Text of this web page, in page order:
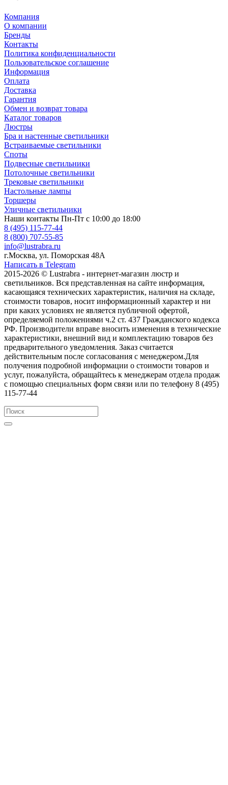
Компания
О компании
Бренды
Контакты
Политика конфиденциальности
Пользовательское соглашение
Информация
Оплата
Доставка
Гарантия
Обмен и возврат товара
Каталог товаров
Люстры
Бра и настенные светильники
Встраиваемые светильники
Споты
Подвесные светильники
Потолочные светильники
Трековые светильники
Настольные лампы
Торшеры
Уличные светильники
Наши контакты Пн-Пт с 10:00 до 18:00
8 (495) 115-77-44
8 (800) 707-55-85
info@lustrabra.ru
г.Москва, ул. Поморская 48А
Написать в Telegram
2015-2026 © Lustrabra - интернет-магазин люстр и
светильников. Вся представленная на сайте информация,
касающаяся технических характеристик, наличия на складе,
стоимости товаров, носит информационный характер и ни
при каких условиях не является публичной офертой,
определяемой положениями ч.2 ст. 437 Гражданского кодекса
РФ. Производители вправе вносить изменения в технические
характеристики, внешний вид и комплектацию товаров без
предварительного уведомления. Заказ считается
действительным после согласования с менеджером.Для
получения подробной информации о стоимости товаров и
услуг, пожалуйста, обращайтесь к менеджерам отдела продаж
с помощью специальных форм связи или по телефону 8 (495)
115-77-44